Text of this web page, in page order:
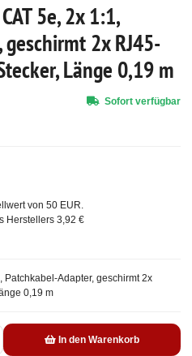
5e, 2x 1:1,
2x RJ45-
Länge 0,19 m
Patchkabel-Adapter, geschirmt 2x
0,19 m
von 50 EUR.
Herstellers 3,92 €
In den Warenkorb
Sofort verfügbar